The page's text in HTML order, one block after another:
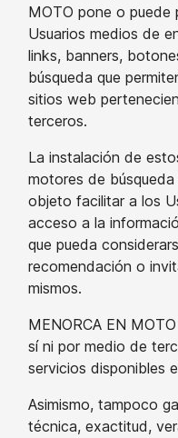
MOTO pone o puede
Usuarios medios de
links, banners,
búsqueda que
sitios web
terceros.
La instalación de
motores de
objeto facilitar a los
acceso a la
que pueda
recomendación o
mismos.
MENORCA EN
sí ni por medio de
servicios disponibles
Asimismo, tampoco
técnica, exactitud,